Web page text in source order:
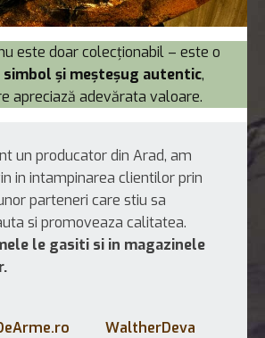
este doar colecționabil – este o
și meșteșug autentic,
apreciază adevărata valoare.
un producator din Arad, am
in intampinarea clientilor prin
parteneri care stiu sa
si promoveaza calitatea.
le gasiti si in magazinele
WaltherDeva